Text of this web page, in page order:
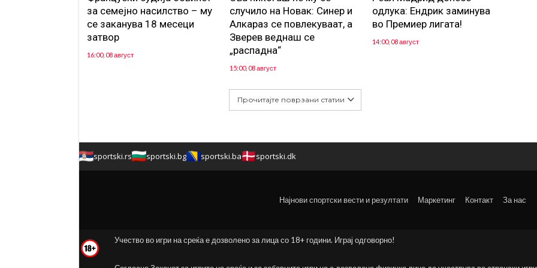
за семејно насилство – му
се заканува 18 месеци
затвор
16:00, 08 август
случило на Новак: Синер и
Алкараз се повлекуваат, а
Зверев веднаш се
„распадна“
15:00, 08 август
одлука: Eндрик заминува
во Премиер лигата!
14:00, 08 август
Прочитајте поврзани статии
sportski.rs sportski.bg sportski.ba sportski.dk
Најнови спортски вести и резултати Маркетинг Контакт За нас
Учество во игри на среќа е дозволено за лица со 18+ години. Играј одговорно!